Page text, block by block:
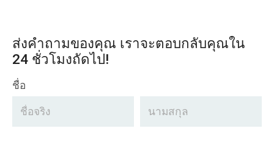
ส่งคำถามของคุณ เราจะตอบกลับคุณใน
24 ชั่วโมงถัดไป!
ชื่อ